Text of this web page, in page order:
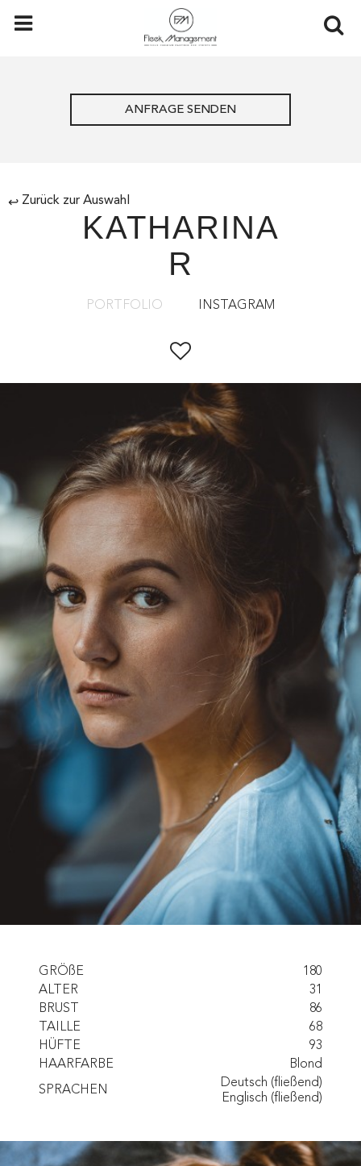
ANFRAGE SENDEN
↩ Zurück zur Auswahl
KATHARINA
R
PORTFOLIO INSTAGRAM
GRÖßE
180
ALTER
31
BRUST
86
TAILLE
68
HÜFTE
93
HAARFARBE
Blond
SPRACHEN
Deutsch (fließend)
Englisch (fließend)